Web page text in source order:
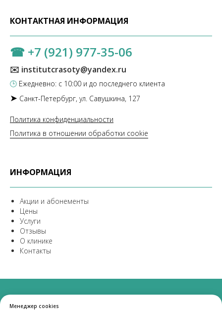
КОНТАКТНАЯ ИНФОРМАЦИЯ
☎ +7 (921) 977-35-06
✉️ institutcrasoty@yandex.ru
🕒 Ежедневно: с 10:00 и до последнего клиента
➤ Санкт-Петербург, ул. Савушкина, 127
Политика конфиденциальности
Политика в отношении обработки cookie
ИНФОРМАЦИЯ
Акции и абонементы
Цены
Услуги
Отзывы
О клинике
Контакты
© 2025 Институт красоты «Новая Эра».
Менеджер cookies